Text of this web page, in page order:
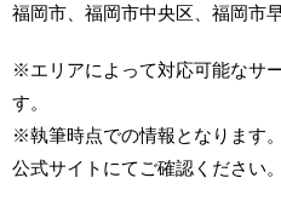
福岡市、福岡市中央区、福岡市
※エリアによって対応可能なサ
す。
※執筆時点での情報となります
公式サイトにてご確認ください。